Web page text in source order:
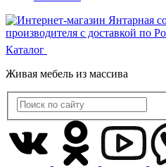
Каталог
Живая мебель из массива